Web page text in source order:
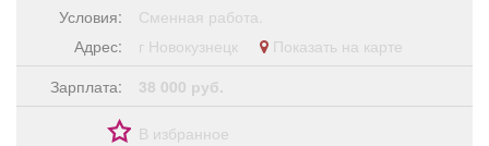
Условия:
Сменная работа.
Адрес:
г Новокузнецк
Показать на карте
Зарплата:
38 000 руб.
В избранное